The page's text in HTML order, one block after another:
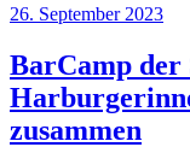
Veröffentlicht
26. September 2023
BarCamp der
zusammen